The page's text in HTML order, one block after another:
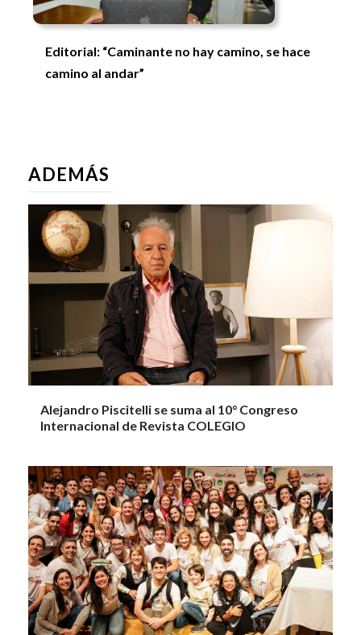
Editorial: “Caminante no hay camino, se hace
camino al andar”
ADEMÁS
Alejandro Piscitelli se suma al 10° Congreso
Internacional de Revista COLEGIO